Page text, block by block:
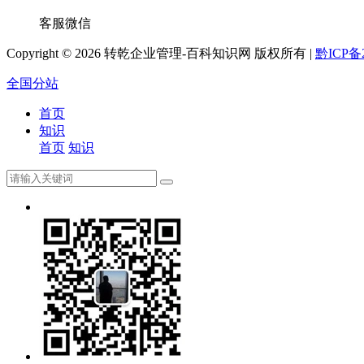
客服微信
Copyright © 2026 转乾企业管理-百科知识网 版权所有 | 黔ICP备
全国分站
首页
知识
首页 知识